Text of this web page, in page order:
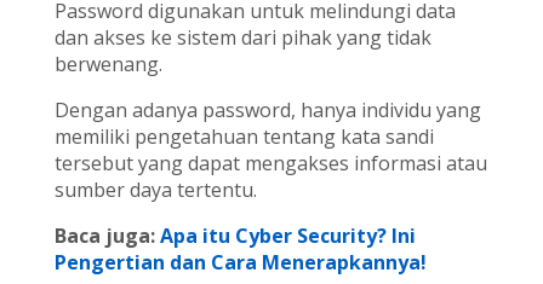
Password digunakan untuk melindungi data
dan akses ke sistem dari pihak yang tidak
berwenang.
Dengan adanya password, hanya individu yang
memiliki pengetahuan tentang kata sandi
tersebut yang dapat mengakses informasi atau
sumber daya tertentu.
Baca juga:Apa itu Cyber Security? Ini
Pengertian dan Cara Menerapkannya!